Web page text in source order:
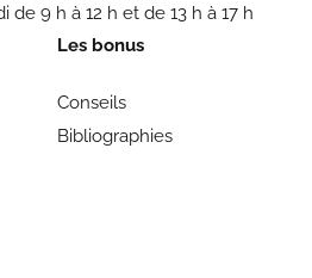
de 9 h à 12 h et de 13 h à 17 h
Les bonus
Conseils
Bibliographies